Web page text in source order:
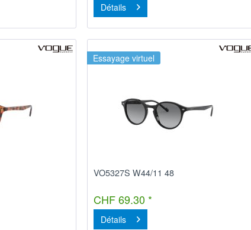
Détails
Essayage virtuel
VO5327S W44/11 48
CHF 69.30 *
Détails